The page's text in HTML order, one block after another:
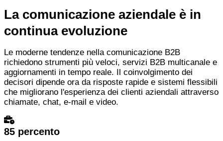
La comunicazione aziendale è in
continua evoluzione
Le moderne tendenze nella comunicazione B2B
richiedono strumenti più veloci, servizi B2B multicanale e
aggiornamenti in tempo reale. Il coinvolgimento dei
decisori dipende ora da risposte rapide e sistemi flessibili
che migliorano l'esperienza dei clienti aziendali attraverso
chiamate, chat, e-mail e video.
85 percento